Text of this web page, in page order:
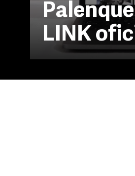
LINK